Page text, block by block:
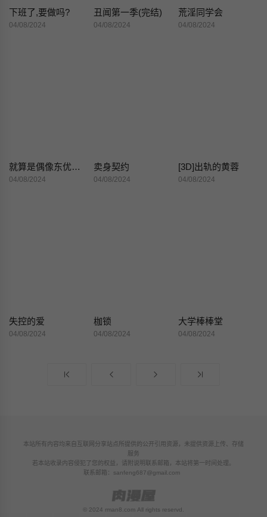
下班了,要做吗?
04/08/2024
丑闻第一季(完结)
04/08/2024
荒淫同学会
04/08/2024
就算是偶像东优也会不住想要了的
04/08/2024
卖身契约
04/08/2024
[3D]出轨的黄蓉
04/08/2024
失控的爱
04/08/2024
枷锁
04/08/2024
大学棒棒堂
04/08/2024
本站所有内容均来自互联网分享站点所提供的公开引用资源，未提供资源上传、存储
服务
若本站收录内容侵犯了您的权益，请附说明联系邮箱，本站将第一时间处理。
联系邮箱： sanfeng687@gmail.com
© 2024 rman8.com All rights reservd.